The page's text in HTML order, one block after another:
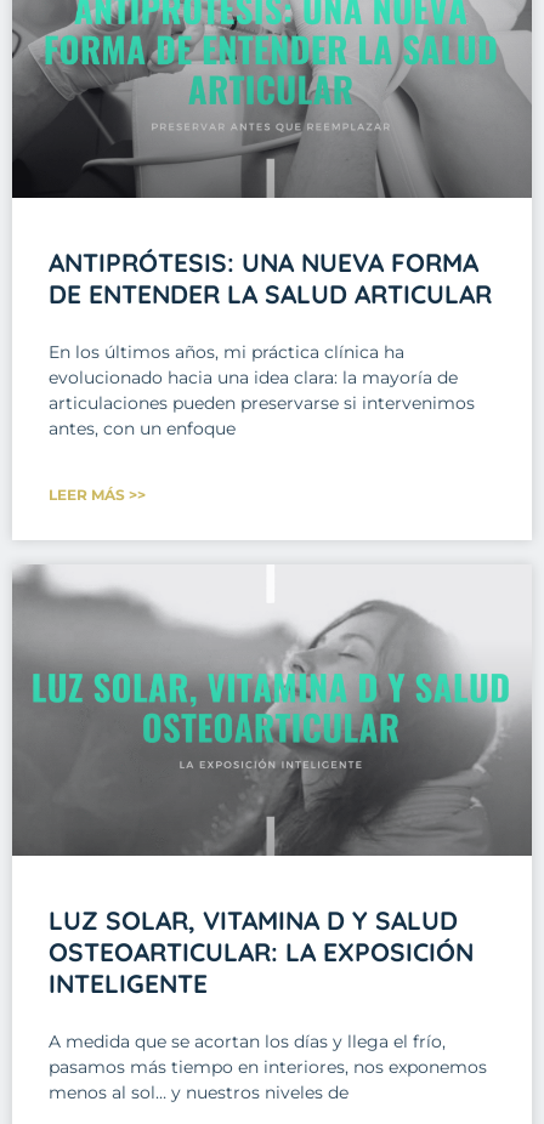
ANTIPRÓTESIS: UNA NUEVA FORMA
DE ENTENDER LA SALUD ARTICULAR
En los últimos años, mi práctica clínica ha
evolucionado hacia una idea clara: la mayoría de
articulaciones pueden preservarse si intervenimos
antes, con un enfoque
LEER MÁS >>
LUZ SOLAR, VITAMINA D Y SALUD
OSTEOARTICULAR: LA EXPOSICIÓN
INTELIGENTE
A medida que se acortan los días y llega el frío,
pasamos más tiempo en interiores, nos exponemos
menos al sol… y nuestros niveles de